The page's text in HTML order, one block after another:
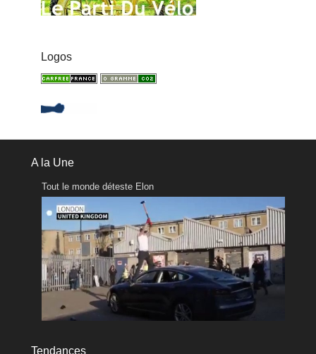
Logos
A la Une
Tout le monde déteste Elon
Tendances